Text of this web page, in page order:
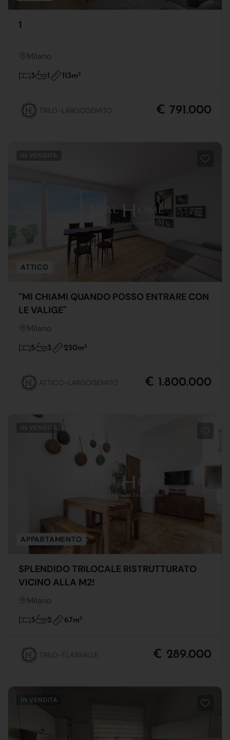
1
Milano
3 1 113m2
TRILO-LARGOGEMITO € 791.000
ATTICO
"MI CHIAMI QUANDO POSSO ENTRARE CON
LE VALIGE"
Milano
5 3 250m2
ATTICO-LARGOGEMITO € 1.800.000
IN VENDITA
APPARTAMENTO
SPLENDIDO TRILOCALE RISTRUTTURATO
VICINO ALLA M2!
Milano
3 2 67m2
TRILO-F.LASSALLE € 289.000
IN VENDITA